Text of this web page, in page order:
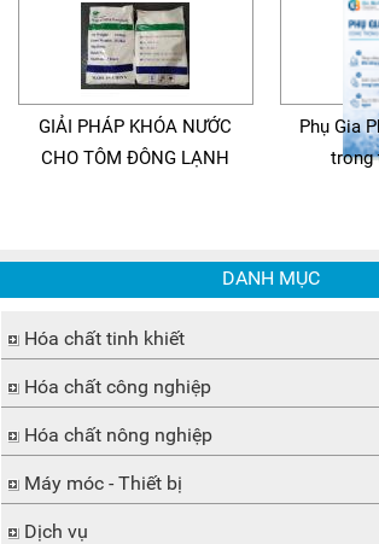
GIẢI PHÁP KHÓA NƯỚC
CHO TÔM ĐÔNG LẠNH
Phụ Gia
trong
DANH MỤC
Hóa chất tinh khiết
Hóa chất công nghiệp
Hóa chất nông nghiệp
Máy móc - Thiết bị
Dịch vụ